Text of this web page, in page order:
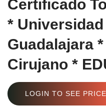
Certificado
*
Guadalajara
Cirujano *
LOGIN TO SEE PRICE